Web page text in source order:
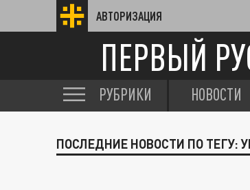
АВТОРИЗАЦИЯ
ПЕРВЫЙ
РУБРИКИ НОВОСТИ
ПОСЛЕДНИЕ НОВОСТИ ПО ТЕГУ: